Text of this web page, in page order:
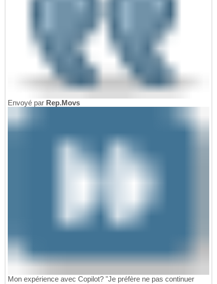
Envoyé par Rep.Movs
Mon expérience avec Copilot? "Je préfère ne pas continuer